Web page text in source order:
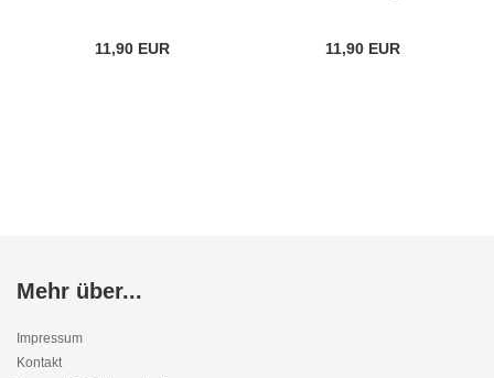
11,90 EUR 11,90 EUR
Mehr über...
Impressum
Kontakt